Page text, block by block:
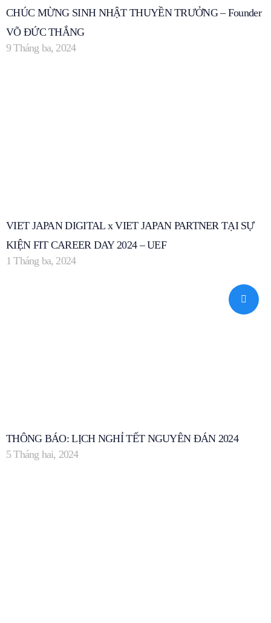
CHÚC MỪNG SINH NHẬT THUYỀN TRƯỞNG – Founder
VÕ ĐỨC THẮNG
9 Tháng ba, 2024
VIET JAPAN DIGITAL x VIET JAPAN PARTNER TẠI SỰ
KIỆN FIT CAREER DAY 2024 – UEF
1 Tháng ba, 2024
THÔNG BÁO: LỊCH NGHỈ TẾT NGUYÊN ĐÁN 2024
5 Tháng hai, 2024